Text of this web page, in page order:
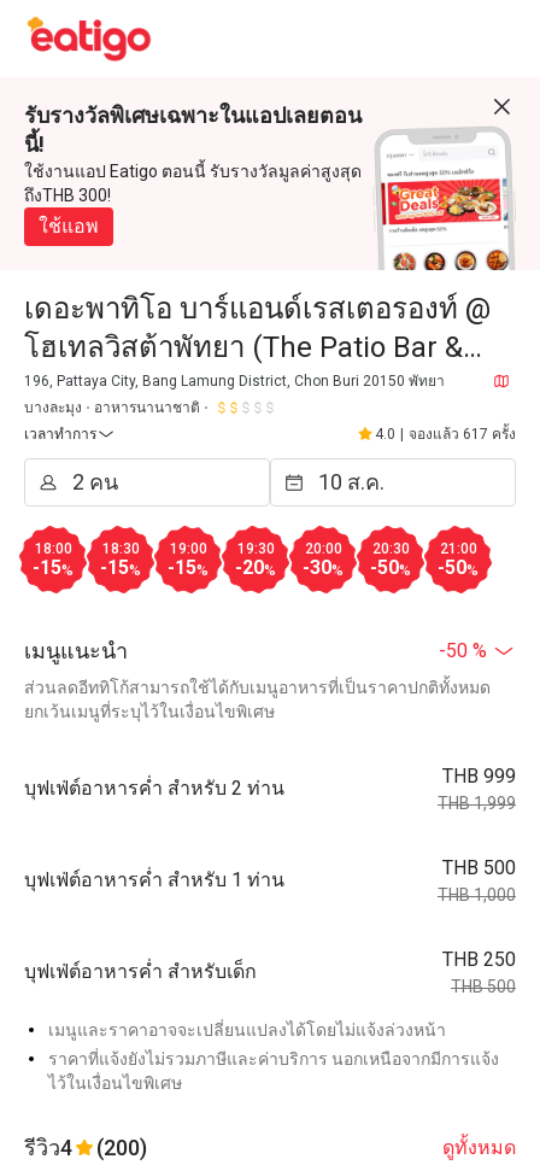
รับรางวัลพิเศษเฉพาะในแอปเลยตอน
นี้!
ใช้งานแอป Eatigo ตอนนี้ รับรางวัลมูลค่าสูงสุด
ถึงTHB 300!
ใช้แอพ
เดอะพาทิโอ บาร์แอนด์เรสเตอรองท์ @
โฮเทลวิสต้าพัทยา (The Patio Bar &
Restaurant @ Hotel Vista Pattaya)
196, Pattaya City, Bang Lamung District, Chon Buri 20150 พัทยา
บางละมุง
อาหารนานาชาติ
เวลาทำการ
4.0 จองแล้ว 617 ครั้ง
18:00
-15%
18:30
-15%
19:00
-15%
19:30
-20%
20:00
-30%
20:30
-50%
21:00
-50%
เมนูแนะนำ -50 %
ส่วนลดอีททิโก้สามารถใช้ได้กับเมนูอาหารที่เป็นราคาปกติทั้งหมด
ยกเว้นเมนูที่ระบุไว้ในเงื่อนไขพิเศษ
บุฟเฟ่ต์อาหารค่ำ สำหรับ 2 ท่าน
THB 999
THB 1,999
บุฟเฟ่ต์อาหารค่ำ สำหรับ 1 ท่าน
THB 500
THB 1,000
บุฟเฟ่ต์อาหารค่ำ สำหรับเด็ก
THB 250
THB 500
เมนูและราคาอาจจะเปลี่ยนแปลงได้โดยไม่แจ้งล่วงหน้า
ราคาที่แจ้งยังไม่รวมภาษีและค่าบริการ นอกเหนือจากมีการแจ้ง
ไว้ในเงื่อนไขพิเศษ
รีวิว4 (200) ดูทั้งหมด